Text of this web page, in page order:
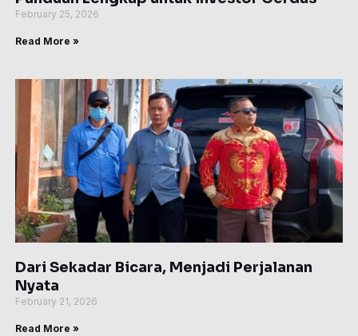
February 25, 2026
Read More »
Dari Sekadar Bicara, Menjadi Perjalanan
Nyata
February 21, 2026
Read More »